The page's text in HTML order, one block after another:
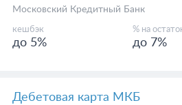
Московский Кредитный Банк
кешбэк
до 5%
% на
до 7%
Дебетовая карта МКБ